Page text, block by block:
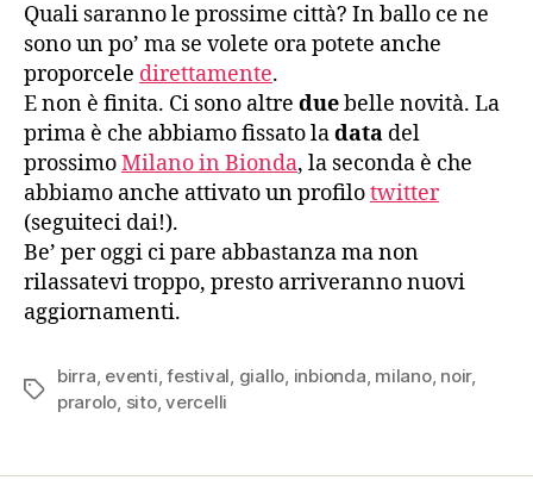
Quali saranno le prossime città? In ballo ce ne
sono un po’ ma se volete ora potete anche
proporcele direttamente.
E non è finita. Ci sono altre duebelle novità. La
prima è che abbiamo fissato ladata del
prossimoMilano in Bionda, la seconda è che
abbiamo anche attivato un profilotwitter
(seguiteci dai!).
Be’ per oggi ci pare abbastanza ma non
rilassatevi troppo, presto arriveranno nuovi
aggiornamenti.
Tag
birra, eventi,festival, giallo, inbionda, milano, noir,
prarolo, sito,vercelli